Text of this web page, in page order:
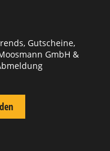
Gutscheine,
GmbH &